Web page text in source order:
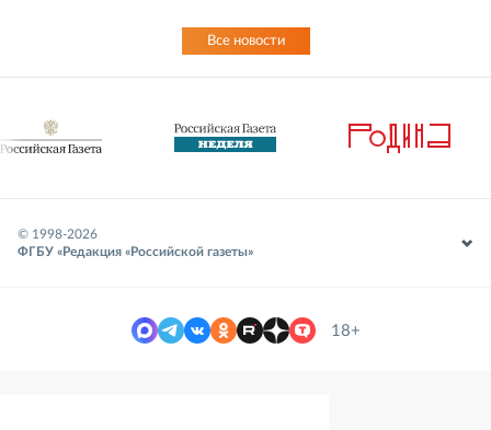
Все новости
© 1998-2026
ФГБУ «Редакция «Российской газеты»
18+